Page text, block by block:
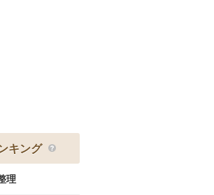
キング
理